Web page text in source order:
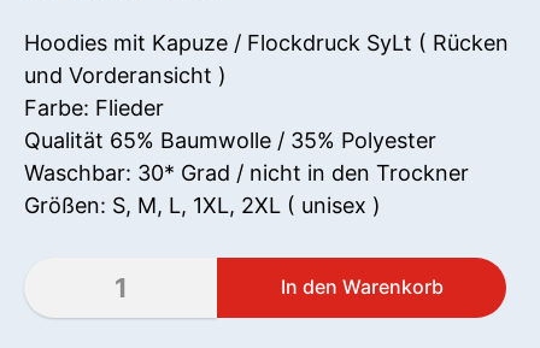
Hoodies mit Kapuze / Flockdruck SyLt ( Rücken
und Vorderansicht )
Farbe: Flieder
Qualität 65% Baumwolle / 35% Polyester
Waschbar: 30* Grad / nicht in den Trockner
Größen: S, M, L, 1XL, 2XL ( unisex )